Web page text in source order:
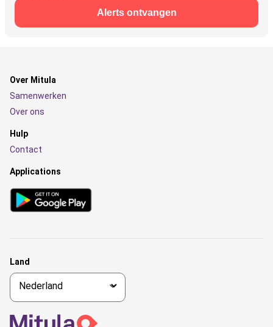
Alerts ontvangen
Over Mitula
Samenwerken
Over ons
Hulp
Contact
Applications
Land